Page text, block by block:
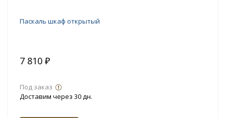
Паскаль шкаф открытый
7 810 ₽
Под заказ
Доставим через 30 дн.